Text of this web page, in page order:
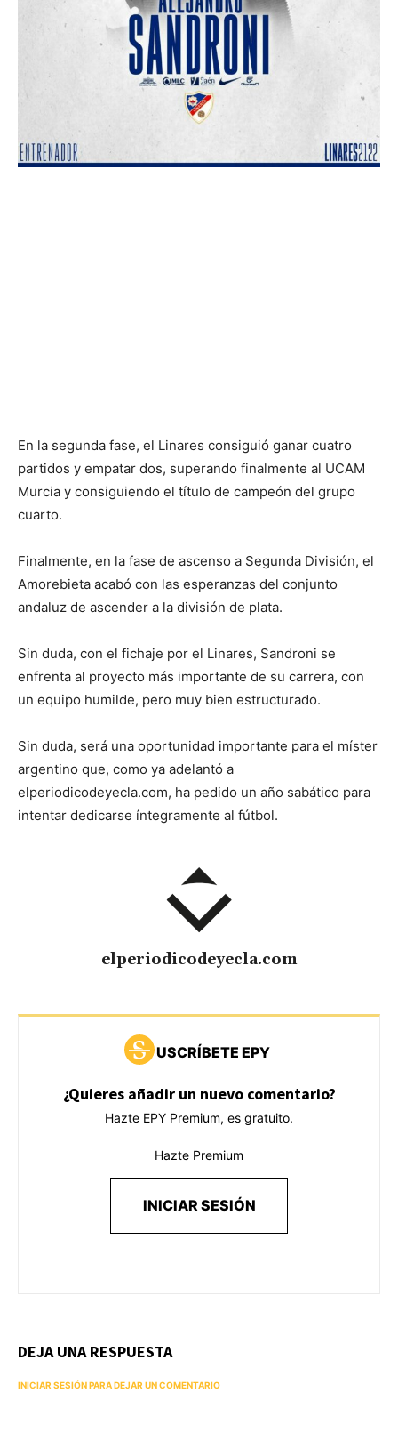
En la segunda fase, el Linares consiguió ganar cuatro
partidos y empatar dos, superando finalmente al UCAM
Murcia y consiguiendo el título de campeón del grupo
cuarto.
Finalmente, en la fase de ascenso a Segunda División, el
Amorebieta acabó con las esperanzas del conjunto
andaluz de ascender a la división de plata.
Sin duda, con el fichaje por el Linares, Sandroni se
enfrenta al proyecto más importante de su carrera, con
un equipo humilde, pero muy bien estructurado.
Sin duda, será una oportunidad importante para el míster
argentino que, como ya adelantó a
elperiodicodeyecla.com, ha pedido un año sabático para
intentar dedicarse íntegramente al fútbol.
elperiodicodeyecla.com
USCRÍBETE EPY
¿Quieres añadir un nuevo comentario?
Hazte EPY Premium, es gratuito.
Hazte Premium
INICIAR SESIÓN
DEJA UNA RESPUESTA
INICIAR SESIÓN PARA DEJAR UN COMENTARIO